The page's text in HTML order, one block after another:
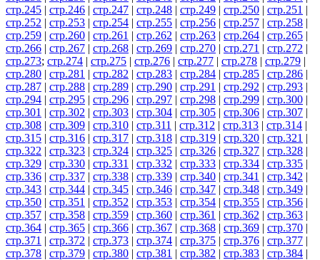
стр.245 | стр.246 | стр.247 | стр.248 | стр.249 | стр.250 | стр.251 |
стр.252 | стр.253 | стр.254 | стр.255 | стр.256 | стр.257 | стр.258 |
стр.259 | стр.260 | стр.261 | стр.262 | стр.263 | стр.264 | стр.265 |
стр.266 | стр.267 | стр.268 | стр.269 | стр.270 | стр.271 | стр.272 |
стр.273; стр.274 | стр.275 | стр.276 | стр.277 | стр.278 | стр.279 |
стр.280 | стр.281 | стр.282 | стр.283 | стр.284 | стр.285 | стр.286 |
стр.287 | стр.288 | стр.289 | стр.290 | стр.291 | стр.292 | стр.293 |
стр.294 | стр.295 | стр.296 | стр.297 | стр.298 | стр.299 | стр.300 |
стр.301 | стр.302 | стр.303 | стр.304 | стр.305 | стр.306 | стр.307 |
стр.308 | стр.309 | стр.310 | стр.311 | стр.312 | стр.313 | стр.314 |
стр.315 | стр.316 | стр.317 | стр.318 | стр.319 | стр.320 | стр.321 |
стр.322 | стр.323 | стр.324 | стр.325 | стр.326 | стр.327 | стр.328 |
стр.329 | стр.330 | стр.331 | стр.332 | стр.333 | стр.334 | стр.335 |
стр.336 | стр.337 | стр.338 | стр.339 | стр.340 | стр.341 | стр.342 |
стр.343 | стр.344 | стр.345 | стр.346 | стр.347 | стр.348 | стр.349 |
стр.350 | стр.351 | стр.352 | стр.353 | стр.354 | стр.355 | стр.356 |
стр.357 | стр.358 | стр.359 | стр.360 | стр.361 | стр.362 | стр.363 |
стр.364 | стр.365 | стр.366 | стр.367 | стр.368 | стр.369 | стр.370 |
стр.371 | стр.372 | стр.373 | стр.374 | стр.375 | стр.376 | стр.377 |
стр.378 | стр.379 | стр.380 | стр.381 | стр.382 | стр.383 | стр.384 |